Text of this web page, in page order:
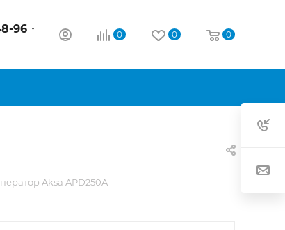
96 0 0 0
Aksa APD250A